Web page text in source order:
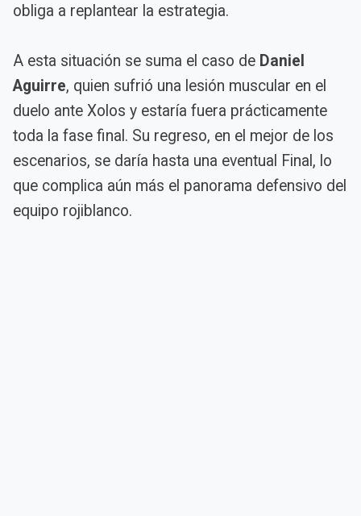
obliga a replantear la estrategia.
A esta situación se suma el caso de Daniel
Aguirre, quien sufrió una lesión muscular en el
duelo ante Xolos y estaría fuera prácticamente
toda la fase final. Su regreso, en el mejor de los
escenarios, se daría hasta una eventual Final, lo
que complica aún más el panorama defensivo del
equipo rojiblanco.